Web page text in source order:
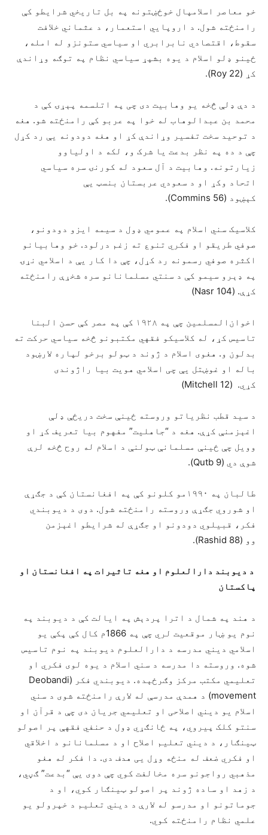
خو معاصر اسلامپال خوځښتونه په بل تاریخي شرایطو کې
رامنځته شول. د اروپايي استعمار، د عثماني خلافت
سقوط، اقتصادي نابرابري او سیاسي ستونزو له امله،
ځینو ډلو اسلام د یوه بشپړ سیاسي نظام په توګه وړاندې
کړ (Roy 22).
د دې ډلې څخه یو وهابیت دی چی په اتلسمه پېړۍ کې د
محمد بن عبدالوهاب له خوا په عربو کې رامنځته شو. هغه
د توحید سخت تفسیر وړاندې کړ او هغه دودونه یې رد کړل
چې د ده په نظر بدعت یا شرک و، لکه د اولیاوو
زیارتونه. وهابیت د آل سعود له کورنۍ سره سیاسي
اتحاد وکړ او د سعودي عربستان بنسټ یې
کېښود (Commins 56).
کلاسیک سني اسلام په عمومي ډول د سیمه‌ ایزو دودونو،
صوفي طریقو او فکري تنوع ته زغم درلود. خو وهابیانو
اکثره صوفي رسمونه رد کړل، چې دا کار یې د اسلامي نړۍ
په ډېرو سیمو کې د سنتي مسلمانانو سره شخړې رامنځته
کړې. (Nasr 104)
اخوان‌المسلمین چې په ۱۹۲۸ کې په مصر کې حسن البنا
تاسیس کړ، له کلاسیکو فقهي مکتبونو څخه سیاسي حرکت ته
بدلون و. هغوی اسلام د ژوند د ټولو برخو لپاره لارښود
باله او غوښتل یې چی اسلامي هویت بیا راژوندی
کړي. (Mitchell 12)
د سید قطب نظریاتو وروسته ځینې سخت دریځې ډلې
اغېزمنې کړې. هغه د “جاهلیت” مفهوم بیا تعریف کړ او
وویل چې ځینې مسلمانې ټولنې د اسلام له روح څخه لرې
شوې دي (Qutb 9).
طالبان په ۱۹۹۰مو کلونو کې په افغانستان کې د جګړې
او شوروي جګړې وروسته رامنځته شول. دوی د دیوبندي
فکر، قبیلوي دودونو او جګړې له شرایطو اغېزمن
وو (Rashid 88).
د دیوبند دارالعلوم او هغه تاثیرات په افغانستان او
پاکستان
د هند په شمال د اترا پردېش په ایالت کې د دیوبند په
نوم یو ښار موقعیت لري چې په 1866م کال کې پکې یو
اسلامي دیني مدرسه د دارالعلوم دیوبند په نوم تاسیس
شوه. وروسته دا مدرسه د سني اسلام د یوه لوی فکري او
تعلیمي مکتب مرکز وګرځېده. دیوبندي فکر (Deobandi
movement) د همدې مدرسې له لارې رامنځته شوی د سني
اسلام یو دیني اصلاحی او تعلیمي جریان دی چې د قرآن او
سنتو کلک پیروي، په ځانګړي ډول د حنفي فقهې پر اصولو
ټینګار، د دیني تعلیم اصلاح او د مسلمانانو د اخلاقي
او فکري ضعف له منځه وړل یی هدف دی. دا فکر له هغو
مذهبي رواجونو سره مخالفت کوي چې دوی یې “بدعت” ګڼي،
د زهد او ساده ژوند پر اصولو ټینګار کوي، او د
جوماتونو او مدرسو له لارې د دیني تعلیم د خپرولو یو
علمي نظام رامنځته کوي.